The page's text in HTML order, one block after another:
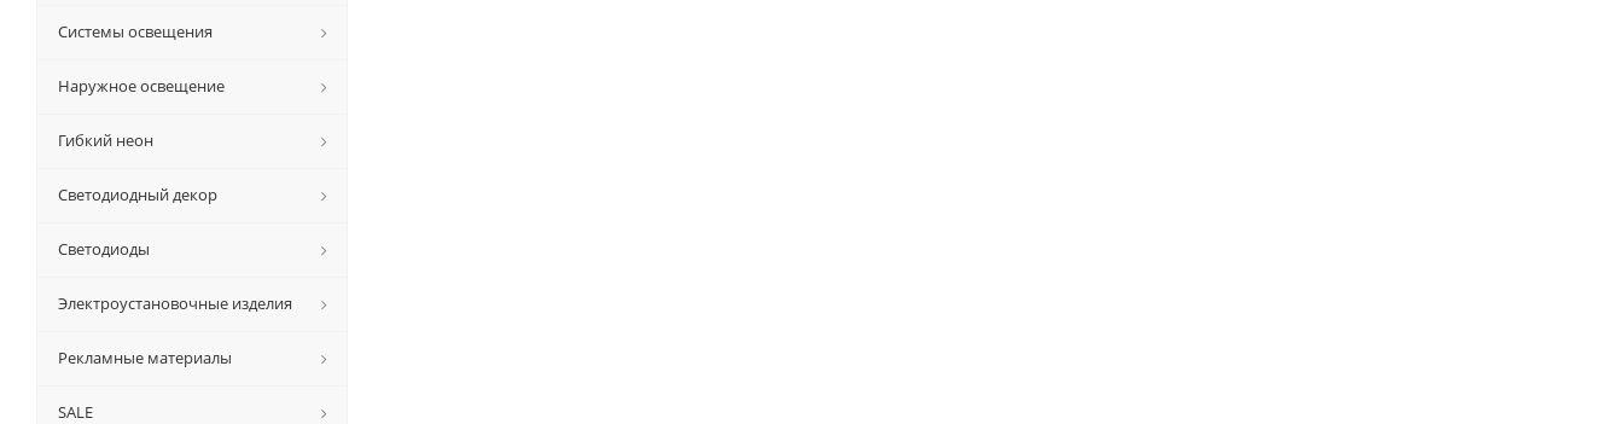
Системы освещения
Наружное освещение
Гибкий неон
Светодиодный декор
Светодиоды
Электроустановочные изделия
Рекламные материалы
SALE